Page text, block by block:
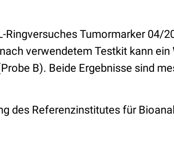
Ringversuches Tumormarker 04/
verwendetem Testkit kann ein
B). Beide Ergebnisse sind
des Referenzinstitutes für